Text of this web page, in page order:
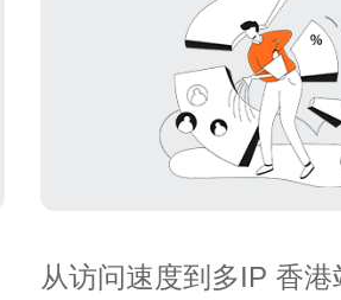
从访问速度到多IP 香港